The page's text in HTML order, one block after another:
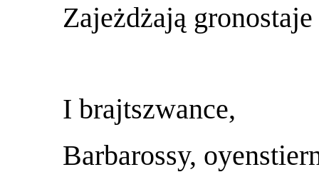
Zajeżdżają gronostaje
I brajtszwance,
Barbarossy,